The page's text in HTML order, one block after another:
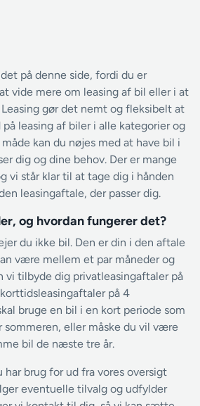
på denne side, fordi du er
vide mere om leasing af bil eller i at
gør det nemt og fleksibelt at
leasing af biler i alle kategorier og
kan du nøjes med at have bil i
dig og dine behov. Der er mange
vi står klar til at tage dig i hånden
leasingaftale, der passer dig.
og hvordan fungerer det?
du ikke bil. Den er din i den aftale
være mellem et par måneder og
vi tilbyde dig privatleasingaftaler på
på 4
bruge en bil i en kort periode som
sommeren, eller måske du vil være
bil de næste tre år.
brug for ud fra vores oversigt
eventuelle tilvalg og udfylder